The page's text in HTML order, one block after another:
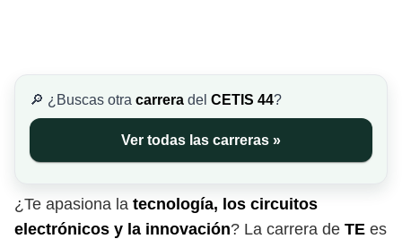
🔎 ¿Buscas otra carrera del CETIS 44?
Ver todas las carreras »
¿Te apasiona la tecnología, los circuitos
electrónicos y la innovación? La carrera de TE es